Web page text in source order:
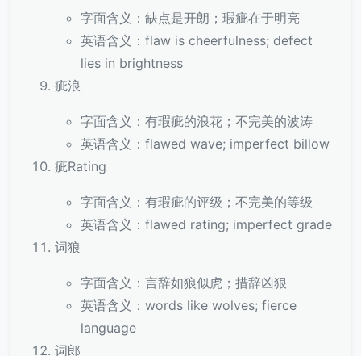
字面含义：缺点是开朗；瑕疵在于明亮
英语含义：flaw is cheerfulness; defect
lies in brightness
疵浪
字面含义：有瑕疵的浪花；不完美的波涛
英语含义：flawed wave; imperfect billow
疵Rating
字面含义：有瑕疵的评级；不完美的等级
英语含义：flawed rating; imperfect grade
词狼
字面含义：言辞如狼似虎；措辞凶狠
英语含义：words like wolves; fierce
language
词郎